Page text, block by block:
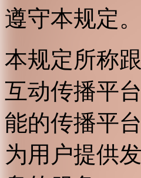
遵守本规定。
本规定所称
互动传播平
能的传播平
为用户提供